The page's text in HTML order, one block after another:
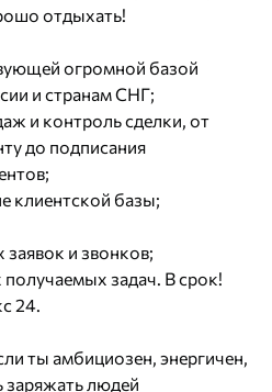
отдыхать!
огромной базой
и странам СНГ;
и контроль сделки, от
до подписания
клиентской базы;
и звонков;
задач. В срок!
24.
ты амбициозен, энергичен,
людей